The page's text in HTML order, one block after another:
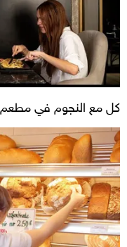
كل مع النجوم في مطعم ORRO وحاجات صحية في Lychee